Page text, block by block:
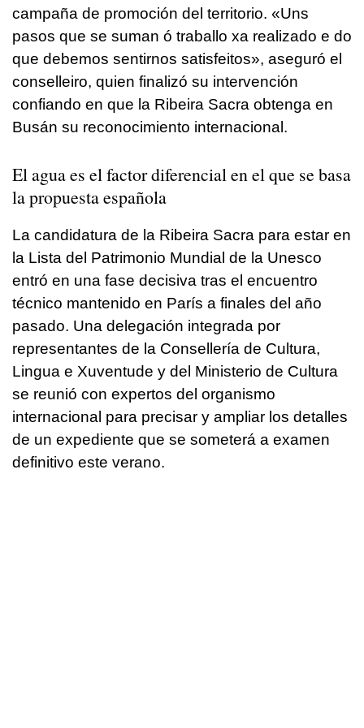
campaña de promoción del territorio. «Uns
pasos que se suman ó traballo xa realizado e do
que debemos sentirnos satisfeitos», aseguró el
conselleiro, quien finalizó su intervención
confiando en que la Ribeira Sacra obtenga en
Busán su reconocimiento internacional.
El agua es el factor diferencial en el que se basa
la propuesta española
La candidatura de la Ribeira Sacra para estar en
la Lista del Patrimonio Mundial de la Unesco
entró en una fase decisiva tras el encuentro
técnico mantenido en París a finales del año
pasado. Una delegación integrada por
representantes de la Consellería de Cultura,
Lingua e Xuventude y del Ministerio de Cultura
se reunió con expertos del organismo
internacional para precisar y ampliar los detalles
de un expediente que se someterá a examen
definitivo este verano.